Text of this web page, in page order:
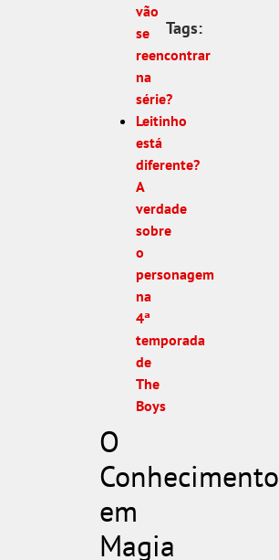
vão
se
reencontrar
na
série?
Leitinho
está
diferente?
A
verdade
sobre
o
personagem
na
4ª
temporada
de
The
Boys
O
Conhecimento
em
Magia
Tags: